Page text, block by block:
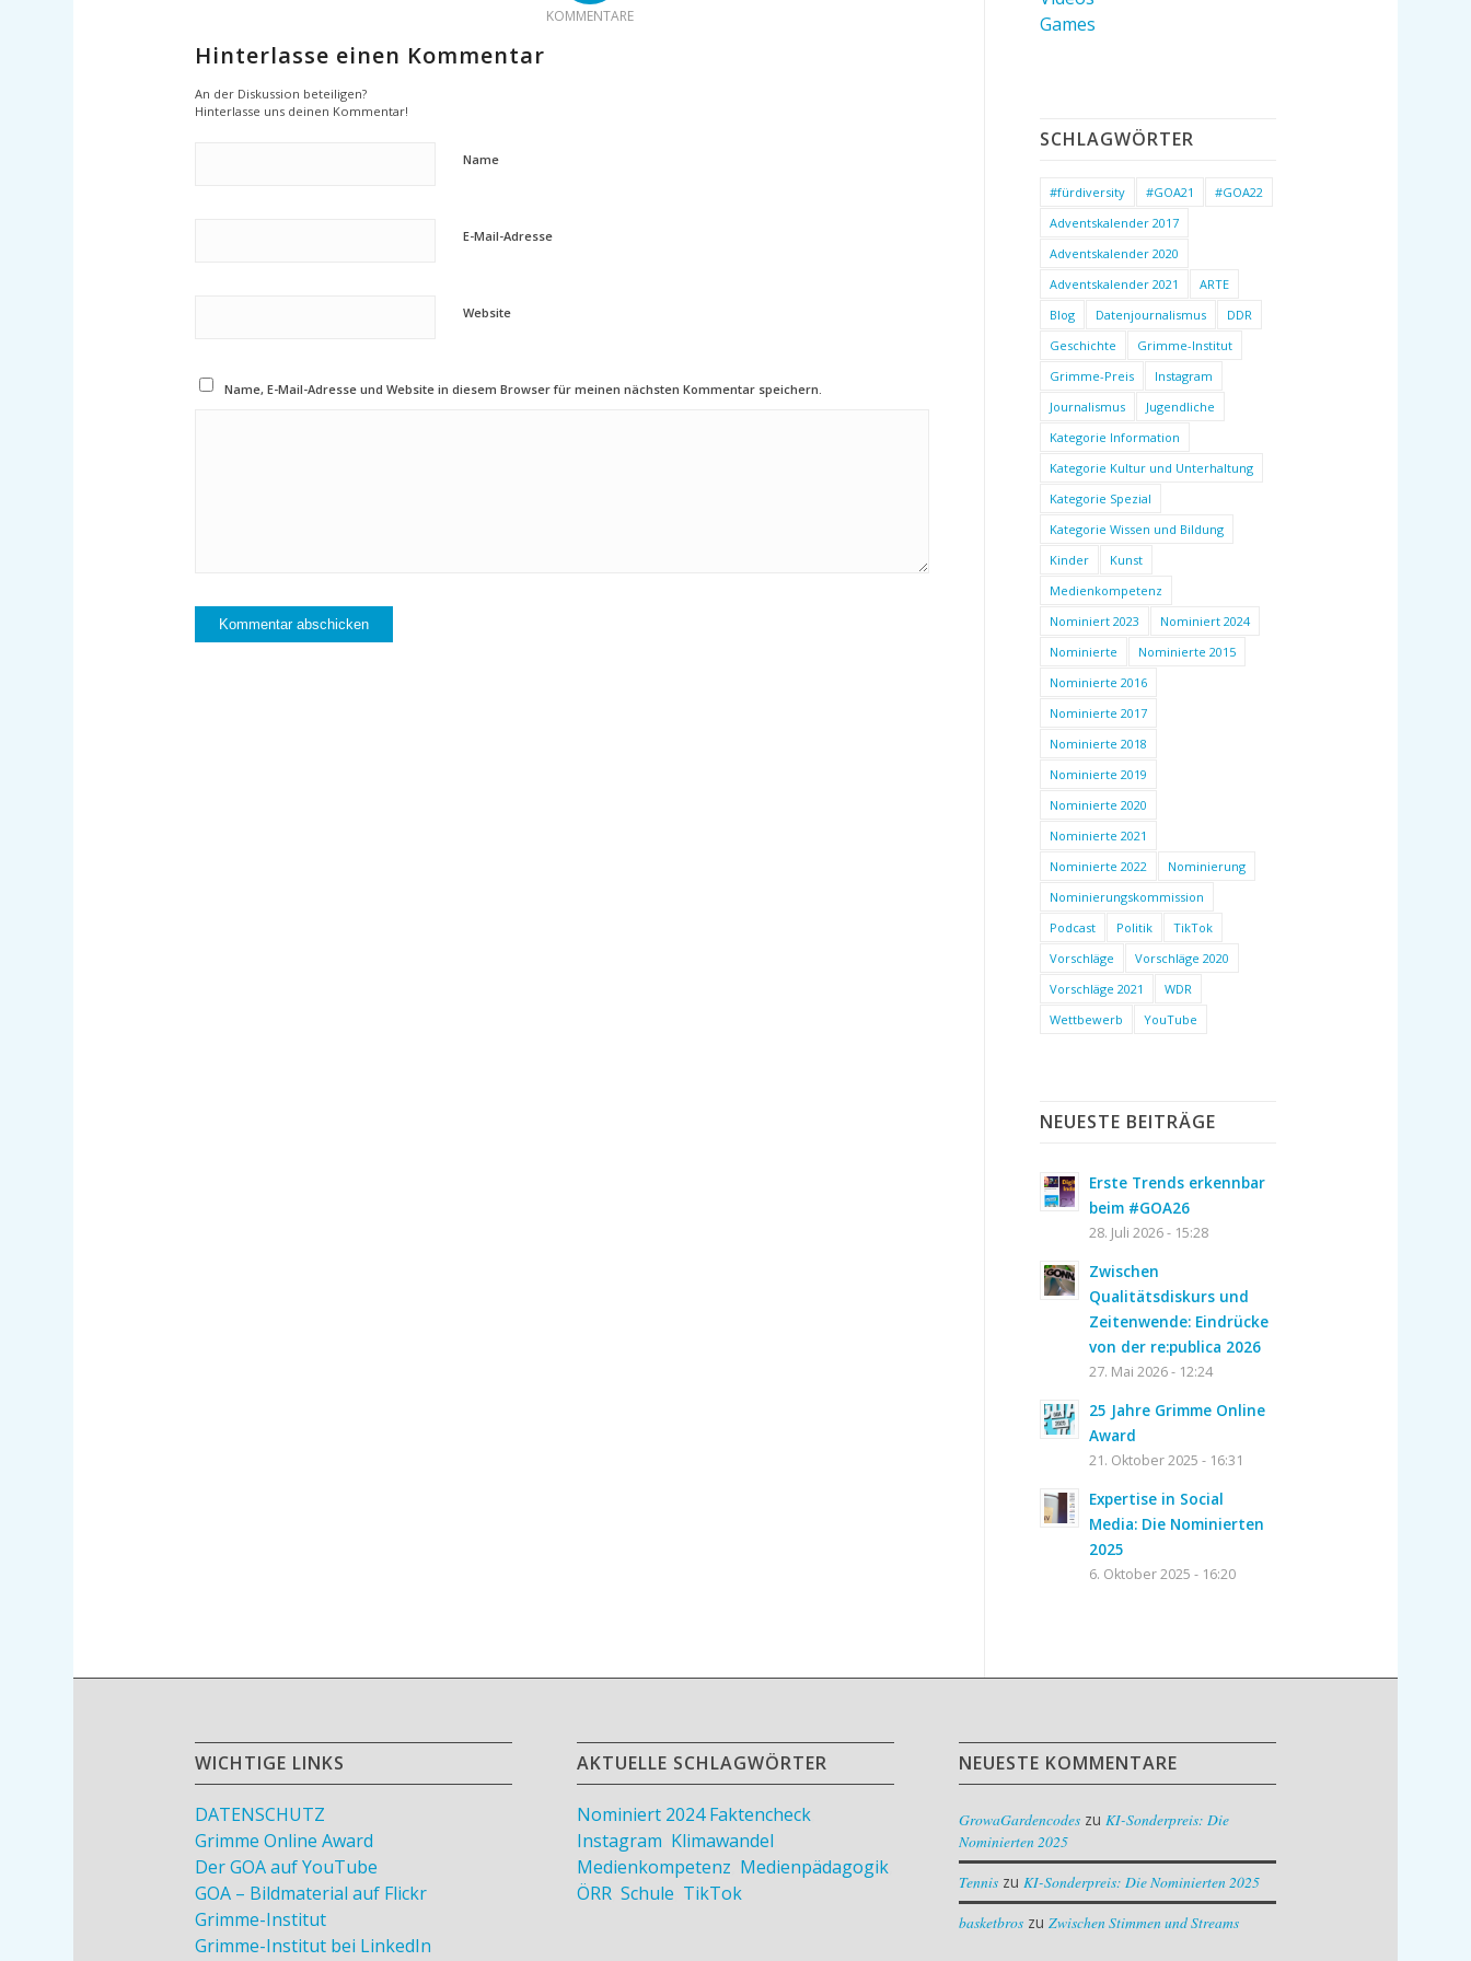
KOMMENTARE
Hinterlasse einen Kommentar
An der Diskussion beteiligen?
Hinterlasse uns deinen Kommentar!
Name
E-Mail-Adresse
Website
Name, E-Mail-Adresse und Website in diesem Browser für meinen nächsten Kommentar speichern.
Games
SCHLAGWÖRTER
#fürdiversity #GOA21
#GOA22
Adventskalender 2017
Adventskalender 2020
Adventskalender 2021
ARTE
Blog
Datenjournalismus
DDR
Geschichte
Grimme-Institut
Grimme-Preis
Instagram
Journalismus
Jugendliche
Kategorie Information
Kategorie Kultur und Unterhaltung
Kategorie Spezial
Kategorie Wissen und Bildung
Kinder
Kunst
Medienkompetenz
Nominiert 2023
Nominiert 2024
Nominierte
Nominierte 2015
Nominierte 2016
Nominierte 2017
Nominierte 2018
Nominierte 2019
Nominierte 2020
Nominierte 2021
Nominierte 2022
Nominierung
Nominierungskommission
Podcast
Politik
TikTok
Vorschläge
Vorschläge 2020
Vorschläge 2021
WDR
Wettbewerb
YouTube
NEUESTE BEITRÄGE
Erste Trends erkennbar
beim #GOA26
28. Juli 2026 - 15:28
Zwischen
Qualitätsdiskurs und
Zeitenwende: Eindrücke
von der re:publica 2026
27. Mai 2026 - 12:24
25 Jahre Grimme Online
Award
21. Oktober 2025 - 16:31
Expertise in Social
Media: Die Nominierten
2025
6. Oktober 2025 - 16:20
WICHTIGE LINKS
DATENSCHUTZ
Grimme Online Award
Der GOA auf YouTube
GOA – Bildmaterial auf Flickr
Grimme-Institut
Grimme-Institut bei LinkedIn
AKTUELLE SCHLAGWÖRTER
Nominiert 2024 Faktencheck,
Instagram Klimawandel
Medienkompetenz Medienpädagogik,
ÖRR, Schule TikTok
NEUESTE KOMMENTARE
GrowaGardencodes zuKI-Sonderpreis: Die
Nominierten 2025
Tennis zuKI-Sonderpreis: Die Nominierten 2025
basketbros zuZwischen Stimmen und Streams